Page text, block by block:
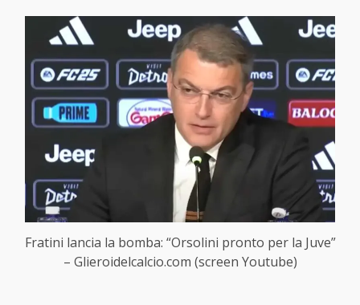
Fratini lancia la bomba: “Orsolini pronto per la Juve”
– Glieroidelcalcio.com (screen Youtube)